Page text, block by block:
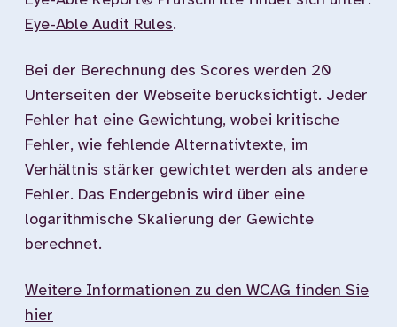
Eye-Able Audit Rules.
Bei der Berechnung des Scores werden 20
Unterseiten der Webseite berücksichtigt. Jeder
Fehler hat eine Gewichtung, wobei kritische
Fehler, wie fehlende Alternativtexte, im
Verhältnis stärker gewichtet werden als andere
Fehler. Das Endergebnis wird über eine
logarithmische Skalierung der Gewichte
berechnet.
Weitere Informationen zu den WCAG finden Sie
hier